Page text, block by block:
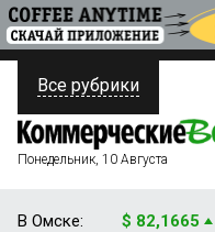
ПОЛИТИКА
ФИНАНСЫ
Все рубрики
Понедельник, 10 Августа
В Омске: $ 82,1665